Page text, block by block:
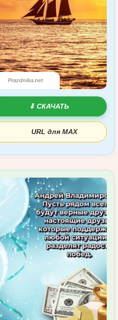
Prazdnika.net
⬇ СКАЧАТЬ
URL для MAX